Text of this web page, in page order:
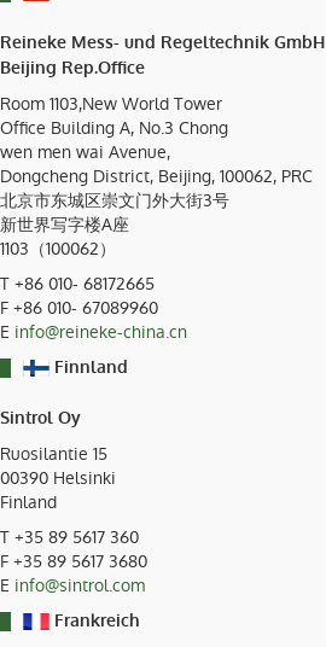
Reineke Mess- und Regeltechnik GmbH
Beijing Rep.Office
Room 1103,New World Tower
Office Building A, No.3 Chong
wen men wai Avenue,
Dongcheng District, Beijing, 100062, PRC
北京市东城区崇文门外大街3号
新世界写字楼A座
1103（100062）
T +86 010- 68172665
F +86 010- 67089960
E info@reineke-china.cn
Finnland
Sintrol Oy
Ruosilantie 15
00390 Helsinki
Finland
T +35 89 5617 360
F +35 89 5617 3680
E info@sintrol.com
Frankreich